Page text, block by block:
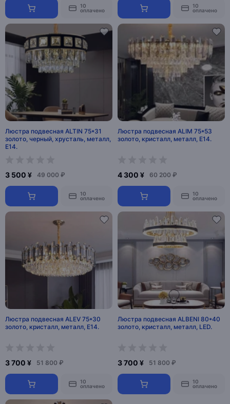
10
оплачено
10
оплачено
Люстра подвесная ALTIN 75*31
золото, черный, хрусталь, металл,
E14.
3 500 ¥ 49 000 ₽
10
оплачено
Люстра подвесная ALIM 75*53
золото, кристалл, металл, E14.
4 300 ¥ 60 200 ₽
10
оплачено
Люстра подвесная ALEV 75*30
золото, кристалл, металл, E14.
3 700 ¥ 51 800 ₽
10
оплачено
Люстра подвесная ALBENI 80*40
золото, кристалл, металл, LED.
3 700 ¥ 51 800 ₽
10
оплачено